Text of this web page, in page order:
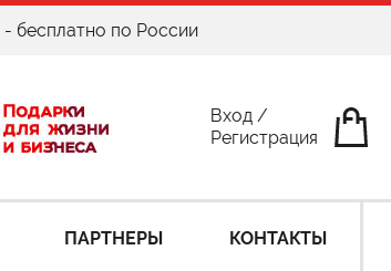
- бесплатно по России
Вход /
Регистрация
ПАРТНЕРЫ КОНТАКТЫ